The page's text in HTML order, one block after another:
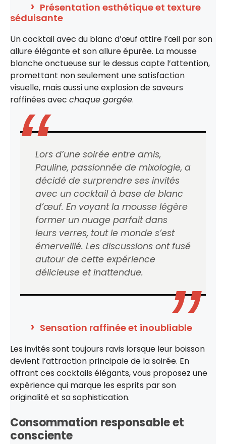
Présentation esthétique et texture
séduisante
Un cocktail avec du blanc d’œuf attire l’œil par son
allure élégante et son allure épurée. La mousse
blanche onctueuse sur le dessus capte l’attention,
promettant non seulement une satisfaction
visuelle, mais aussi une explosion de saveurs
raffinées avec chaque gorgée.
Lors d’une soirée entre amis,
Pauline, passionnée de mixologie, a
décidé de surprendre ses invités
avec un cocktail à base de blanc
d’œuf. En voyant la mousse légère
former un nuage parfait dans
leurs verres, tout le monde s’est
émerveillé. Les discussions ont fusé
autour de cette expérience
délicieuse et inattendue.
Sensation raffinée et inoubliable
Les invités sont toujours ravis lorsque leur boisson
devient l’attraction principale de la soirée. En
offrant ces cocktails élégants, vous proposez une
expérience qui marque les esprits par son
originalité et sa sophistication.
Consommation responsable et
consciente